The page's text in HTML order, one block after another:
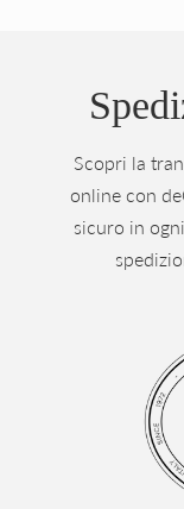
Scopri la
online con
sicuro in